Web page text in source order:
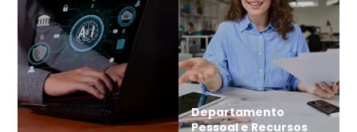
Departamento
Pessoal e Recursos